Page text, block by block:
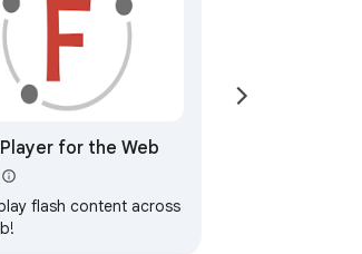
for the Web
flash content across